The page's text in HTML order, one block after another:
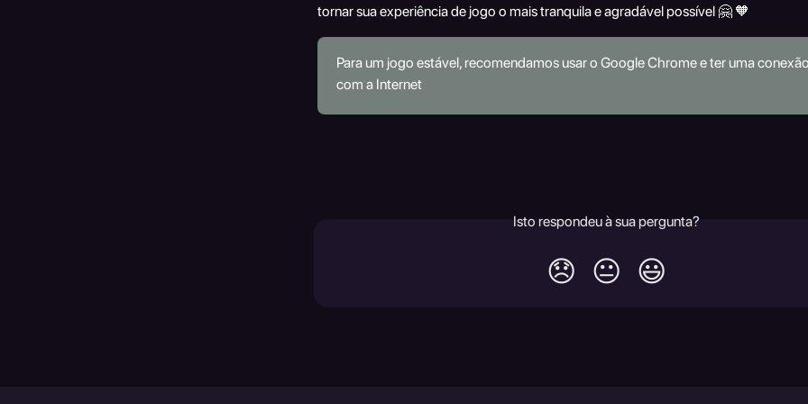
tornar sua experiência de jogo o mais tranquila e agradável possível 🤗 🧡
Para um jogo estável, recomendamos usar o Google Chrome e ter uma
com a Internet
Isto respondeu à sua pergunta?
😞 😐 😃